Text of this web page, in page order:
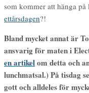
som kommer att hänga
ettårsdagen?!
Bland mycket annat är
ansvarig för maten i
en artikelom detta och
lunchmatsal.) På tisdag
gott och alldeles för